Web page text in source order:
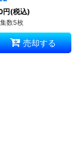
円(税込)
数5枚
売却する